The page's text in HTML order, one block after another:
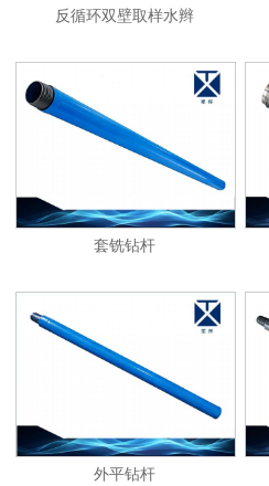
反循环双壁取样水辫
套铣钻杆
外平钻杆